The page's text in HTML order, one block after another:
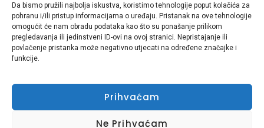
Da bismo pružili najbolja iskustva, koristimo tehnologije poput kolačića za
pohranu i/ili pristup informacijama o uređaju. Pristanak na ove tehnologije
omogućit će nam obradu podataka kao što su ponašanje prilikom
pregledavanja ili jedinstveni ID-ovi na ovoj stranici. Nepristajanje ili
povlačenje pristanka može negativno utjecati na određene značajke i
funkcije.
Prihvaćam
Ne Prihvaćam
vaša bezbrižnost i zadovoljstvo.
Adresa:Plase 45, 51000 RIJEKA
Hasibmurtez11@gmail.com